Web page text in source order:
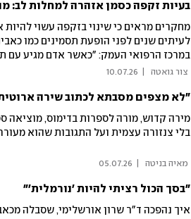
בעיות זקפה כסמן אזהרה למחלות לב:
מחקרים מראים כי שינוי בזקפה עשוי
לעיתים שנים לפני הופעת תסמינים כמו
במרכז הרפואי העמק: "כאשר אדם מגיע עם
בדיקה של גורמי סיכון לבביים"
צור גואטה 10.07.26
"לא מצפים מסבתא לכתוב שירה
מירה קדוש, מורה לספרות בדימוס, מוציאה
בלי צנזורה עצמית ועל התגובות שהוא
מאיה בניטה 05.07.26
"בסך הכול רציתי להיות 'נורמלית'"
איך נהפכה ד"ר שרון אורשלימי, שסבלה